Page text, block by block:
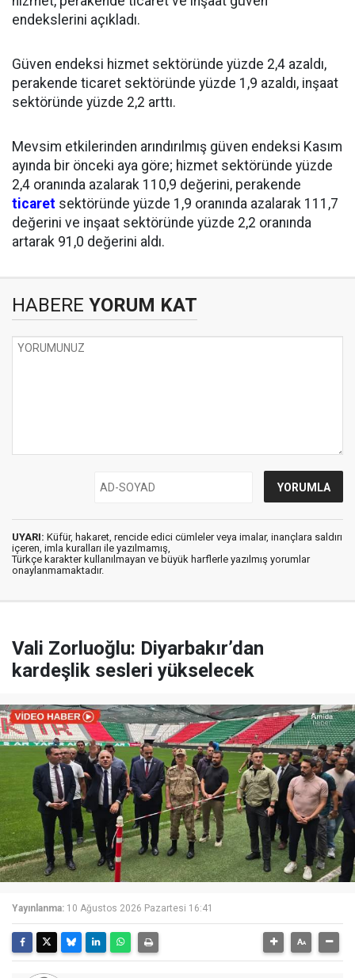
endekslerini açıkladı.
Güven endeksi hizmet sektöründe yüzde 2,4 azaldı,
perakende ticaret sektöründe yüzde 1,9 azaldı, inşaat
sektöründe yüzde 2,2 arttı.
Mevsim etkilerinden arındırılmış güven endeksi Kasım
ayında bir önceki aya göre; hizmet sektöründe yüzde
2,4 oranında azalarak 110,9 değerini, perakende
ticaret sektöründe yüzde 1,9 oranında azalarak 111,7
değerini ve inşaat sektöründe yüzde 2,2 oranında
artarak 91,0 değerini aldı.
HABERE YORUM KAT
UYARI: Küfür, hakaret, rencide edici cümleler veya imalar, inançlara saldırı
içeren, imla kuralları ile yazılmamış,
Türkçe karakter kullanılmayan ve büyük harflerle yazılmış yorumlar
onaylanmamaktadır.
Vali Zorluoğlu: Diyarbakır’dan
kardeşlik sesleri yükselecek
Yayınlanma: 10 Ağustos 2026 Pazartesi 16:41